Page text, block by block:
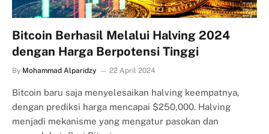
Bitcoin Berhasil Melalui Halving 2024
dengan Harga Berpotensi Tinggi
By Mohammad Alparidzy 22 April 2024
Bitcoin baru saja menyelesaikan halving keempatnya,
dengan prediksi harga mencapai $250,000. Halving
menjadi mekanisme yang mengatur pasokan dan